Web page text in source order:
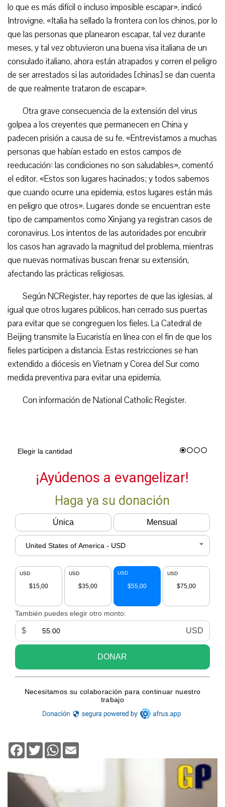
lo que es más difícil o incluso imposible escapar», indicó
Introvigne. «Italia ha sellado la frontera con los chinos, por lo
que las personas que planearon escapar, tal vez durante
meses, y tal vez obtuvieron una buena visa italiana de un
consulado italiano, ahora están atrapados y corren el peligro
de ser arrestados si las autoridades [chinas] se dan cuenta
de que realmente trataron de escapar».
Otra grave consecuencia de la extensión del virus
golpea a los creyentes que permanecen en China y
padecen prisión a causa de su fe. «Entrevistamos a muchas
personas que habían estado en estos campos de
reeducación: las condiciones no son saludables», comentó
el editor. «Estos son lugares hacinados; y todos sabemos
que cuando ocurre una epidemia, estos lugares están más
en peligro que otros». Lugares donde se encuentran este
tipo de campamentos como Xinjiang ya registran casos de
coronavirus. Los intentos de las autoridades por encubrir
los casos han agravado la magnitud del problema, mientras
que nuevas normativas buscan frenar su extensión,
afectando las prácticas religiosas.
Según NCRegister, hay reportes de que las iglesias, al
igual que otros lugares públicos, han cerrado sus puertas
para evitar que se congreguen los fieles. La Catedral de
Beijing transmite la Eucaristía en línea con el fin de que los
fieles participen a distancia. Estas restricciones se han
extendido a diócesis en Vietnam y Corea del Sur como
medida preventiva para evitar una epidemia.
Con información de National Catholic Register.
Facebook
TwitterWhatsApp